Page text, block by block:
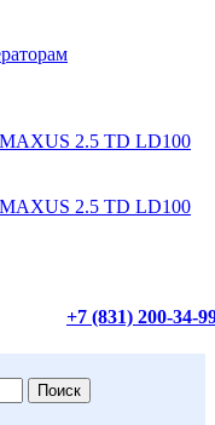
+7 (831) 200-34-
Поиск